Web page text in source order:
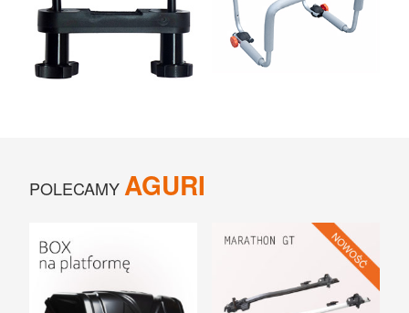
UCHWYTY ROWEROWE NA TYLNĄ KLAPĘ
BOXY NA HAK I AKCESORIA
POLECAMYAGURI